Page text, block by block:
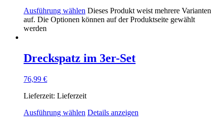
Ausführung wählen Dieses Produkt weist mehrere Varianten
auf. Die Optionen können auf der Produktseite gewählt
werden
Dreckspatz im 3er-Set
76,99 €
Lieferzeit: Lieferzeit
Ausführung wählen Details anzeigen